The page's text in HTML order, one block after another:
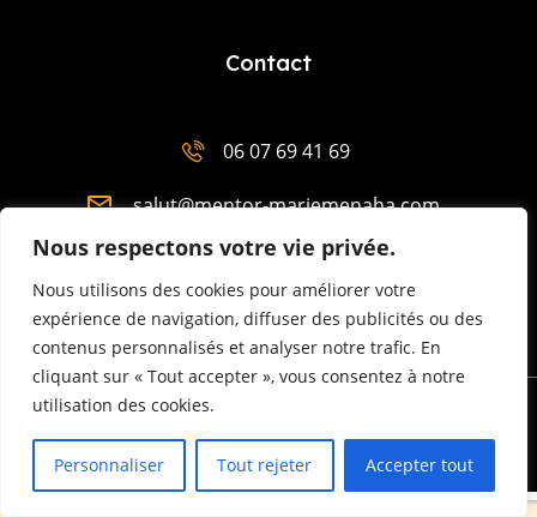
Nous respectons votre vie privée.
Nous utilisons des cookies pour améliorer votre
expérience de navigation, diffuser des publicités ou des
contenus personnalisés et analyser notre trafic. En
cliquant sur « Tout accepter », vous consentez à notre
utilisation des cookies.
Personnaliser Tout rejeter Accepter tout
Contact
06 07 69 41 69
salut@mentor-mariemenaha.com
3 Place Charles de Gaulle 29300 Quimperlé
Power by Visionary-business.